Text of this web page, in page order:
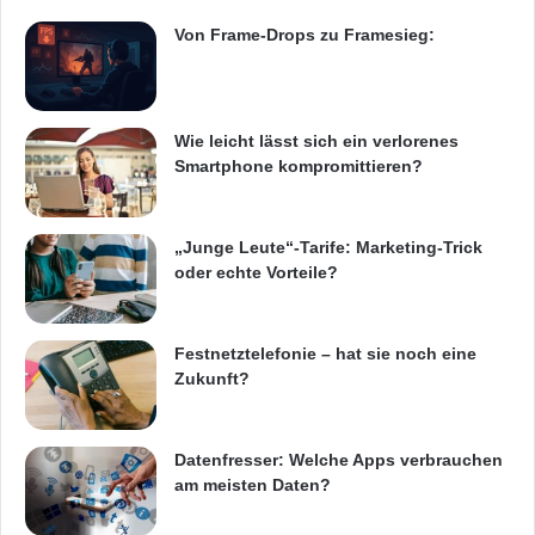
sowohl für umfassende großflächige
Verkehrsmodellierung als auch auf der
detaillierten kleinteiligen Ebene. Damit können
Verkehrsbetriebe jetzt das tatsächliche
Nachfrageverhalten erkennen, bestehende
und neue Konzepte darauf ausrichten und
Kapazitäten kundengerecht bereitstellen.
Motionlogic ist ein auf Datenanalysen
spezialisiertes Unternehmen, das aus den
Telekom Innovation Laboratories, dem
Forschungs- und Entwicklungsbereich der
Deutschen Telekom, entstanden ist. Seit März
k
e
c
h
e
r
a
k
o
m
e
n
Von Frame-Drops zu Framesieg:
Wie leicht lässt sich ein verlorenes
Smartphone kompromittieren?
„Junge Leute“-Tarife: Marketing-Trick
oder echte Vorteile?
Festnetztelefonie – hat sie noch eine
Zukunft?
Datenfresser: Welche Apps verbrauchen
am meisten Daten?